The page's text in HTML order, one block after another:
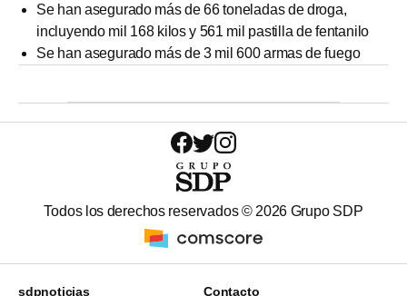
Se han asegurado más de 66 toneladas de droga,
incluyendo mil 168 kilos y 561 mil pastilla de fentanilo
Se han asegurado más de 3 mil 600 armas de fuego
Todos los derechos reservados ©2026 Grupo SDP
sdpnoticias Contacto